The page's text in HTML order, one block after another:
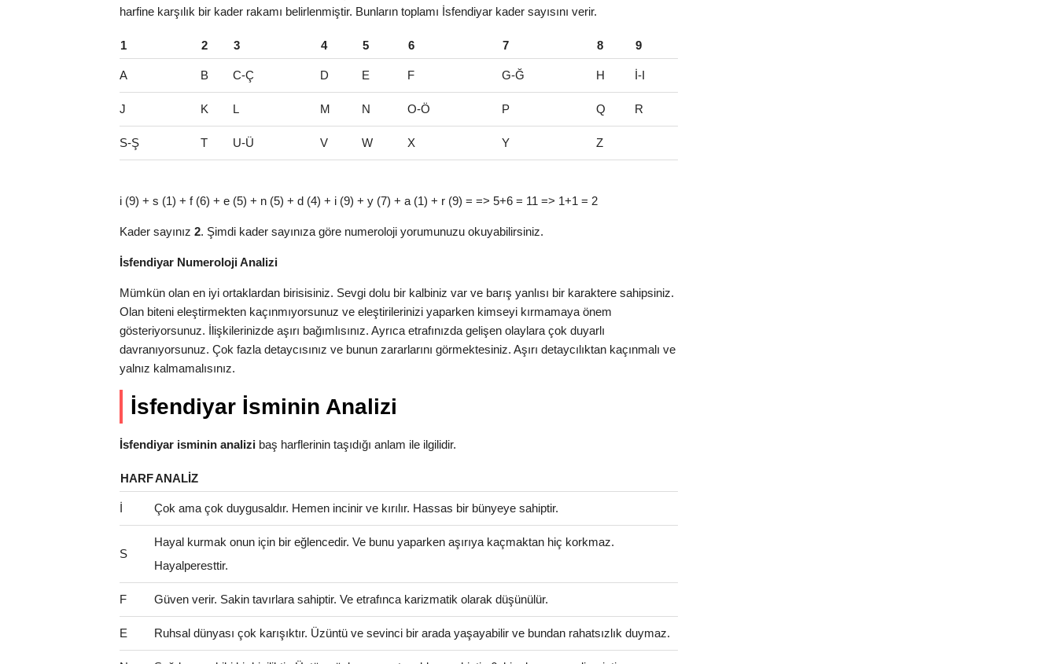
harfine karşılık bir kader rakamı belirlenmiştir. Bunların toplamı İsfendiyar kader sayısını verir.
1 2 3 4 5 6 7 8 9
A B C-Ç D E F G-Ğ H İ-I
J K L M N O-Ö P Q R
S-Ş T U-Ü V W X Y Z
i (9) + s (1) + f (6) + e (5) + n (5) + d (4) + i (9) + y (7) + a (1) + r (9) = => 5+6 = 11 => 1+1 = 2
Kader sayınız 2. Şimdi kader sayınıza göre numeroloji yorumunuzu okuyabilirsiniz.
İsfendiyar Numeroloji Analizi
Mümkün olan en iyi ortaklardan birisisiniz. Sevgi dolu bir kalbiniz var ve barış yanlısı bir karaktere sahipsiniz.
Olan biteni eleştirmekten kaçınmıyorsunuz ve eleştirilerinizi yaparken kimseyi kırmamaya önem
gösteriyorsunuz. İlişkilerinizde aşırı bağımlısınız. Ayrıca etrafınızda gelişen olaylara çok duyarlı
davranıyorsunuz. Çok fazla detaycısınız ve bunun zararlarını görmektesiniz. Aşırı detaycılıktan kaçınmalı ve
yalnız kalmamalısınız.
İsfendiyar İsminin Analizi
İsfendiyar isminin analizi baş harflerinin taşıdığı anlam ile ilgilidir.
HARFANALIZ
İ Çok ama çok duygusaldır. Hemen incinir ve kırılır. Hassas bir bünyeye sahiptir.
S
Hayal kurmak onun için bir eğlencedir. Ve bunu yaparken aşırıya kaçmaktan hiç korkmaz.
Hayalperesttir.
F Güven verir. Sakin tavırlara sahiptir. Ve etrafınca karizmatik olarak düşünülür.
E Ruhsal dünyası çok karışıktır. Üzüntü ve sevinci bir arada yaşayabilir ve bundan rahatsızlık duymaz.